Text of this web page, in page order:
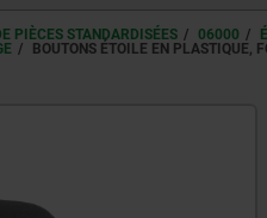
PIÈCES STANDARDISÉES 06000
BOUTONS ÉTOILE EN PLASTIQUE,